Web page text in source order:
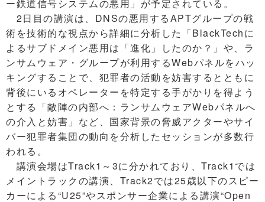
ー鉄道信号システムの悪用」が予定されている。
2日目の講演は、DNSの悪用するAPTグループの戦
術を技術的な視点から詳細に分析した「BlackTechに
よるサブドメイン悪用は「進化」したのか？」や、ラ
ンサムウェア・グループが利用するWebパネルをハッ
キングすることで、犯罪者の活動を妨害するとともに
背後にいるオペレーターを特定する手がかりを得よう
とする「敵陣の内部へ：ランサムウェアWebパネルへ
の介入と妨害」など、国家背景の脅威アクターやサイ
バー犯罪者集団の動向を分析したセッションが多数行
われる。
講演会場はTrack1～3に分かれており、Track1では
メイントラックの講演、Track2では25歳以下のスピー
カーによる“U25”やスポンサー企業による講演“Open